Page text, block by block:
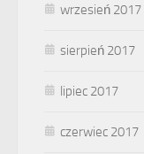
wrzesień 2017
sierpień 2017
lipiec 2017
czerwiec 2017